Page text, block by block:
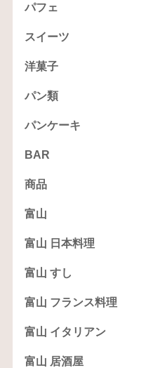
パフェ
スイーツ
洋菓子
パン類
パンケーキ
BAR
商品
富山
富山 日本料理
富山 すし
富山 フランス料理
富山 イタリアン
富山 居酒屋